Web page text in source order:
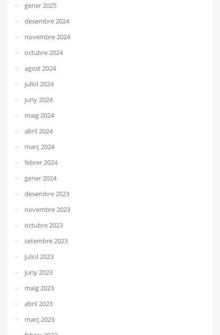
gener 2025
desembre 2024
novembre 2024
octubre 2024
agost 2024
juliol 2024
juny 2024
maig 2024
abril 2024
març 2024
febrer 2024
gener 2024
desembre 2023
novembre 2023
octubre 2023
setembre 2023
juliol 2023
juny 2023
maig 2023
abril 2023
març 2023